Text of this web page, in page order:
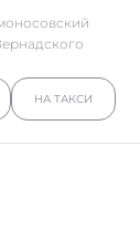
НА ТАКСИ